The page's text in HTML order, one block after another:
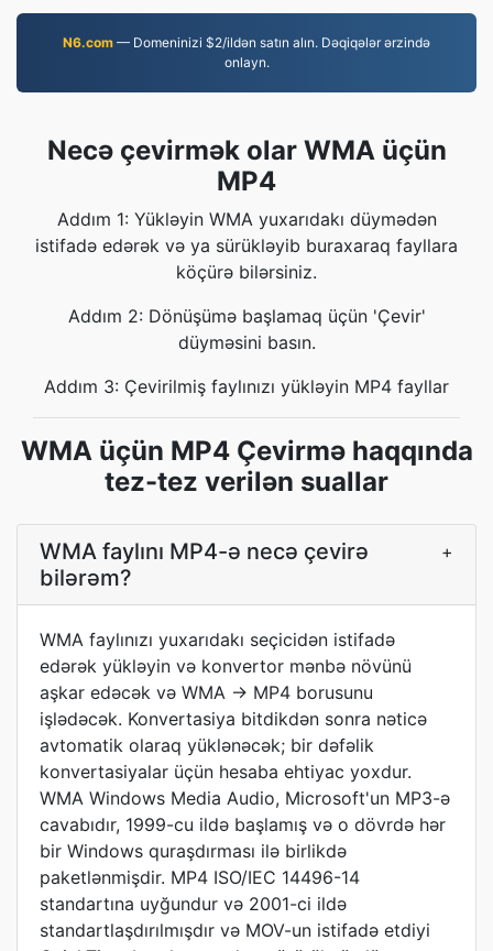
N6.com — Domeninizi $2/ildən satın alın. Dəqiqələr ərzində
onlayn.
Necə çevirmək olar WMA üçün
MP4
Addım 1: Yükləyin WMA yuxarıdakı düymədən
istifadə edərək və ya sürükləyib buraxaraq fayllara
köçürə bilərsiniz.
Addım 2: Dönüşümə başlamaq üçün 'Çevir'
düyməsini basın.
Addım 3: Çevirilmiş faylınızı yükləyin MP4 fayllar
WMA üçün MP4 Çevirmə haqqında
tez-tez verilən suallar
WMA faylını MP4-ə necə çevirə
bilərəm?
+
WMA faylınızı yuxarıdakı seçicidən istifadə
edərək yükləyin və konvertor mənbə növünü
aşkar edəcək və WMA → MP4 borusunu
işlədəcək. Konvertasiya bitdikdən sonra nəticə
avtomatik olaraq yüklənəcək; bir dəfəlik
konvertasiyalar üçün hesaba ehtiyac yoxdur.
WMA Windows Media Audio, Microsoft'un MP3-ə
cavabıdır, 1999-cu ildə başlamış və o dövrdə hər
bir Windows quraşdırması ilə birlikdə
paketlənmişdir. MP4 ISO/IEC 14496-14
standartına uyğundur və 2001-ci ildə
standartlaşdırılmışdır və MOV-un istifadə etdiyi